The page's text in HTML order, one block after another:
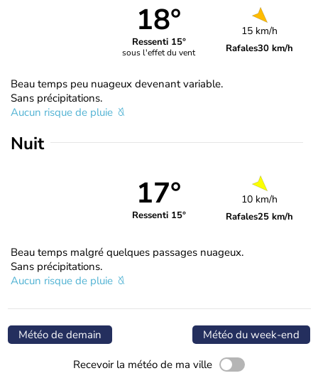
18°
Ressenti 15°
sous l'effet du vent
15 km/h
Rafales30 km/h
Beau temps peu nuageux devenant variable.
Sans précipitations.
Aucun risque de pluie
Nuit
17°
Ressenti 15°
10 km/h
Rafales25 km/h
Beau temps malgré quelques passages nuageux.
Sans précipitations.
Aucun risque de pluie
Météo de demain Météo du week-end
Recevoir la météo de ma ville